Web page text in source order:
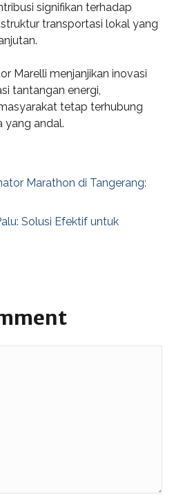
signifikan terhadap
transportasi lokal yang
Marelli menjanjikan inovasi
tantangan energi,
tetap terhubung
yang andal.
Marathon di Tangerang:
Solusi Efektif untuk